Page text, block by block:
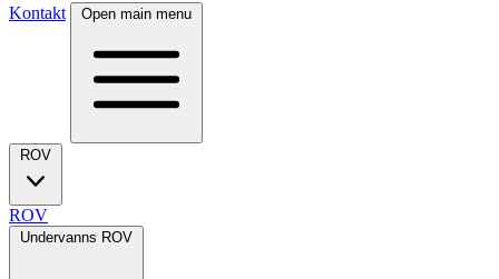
Kontakt
Open main menu
ROV
ROV
Undervanns ROV